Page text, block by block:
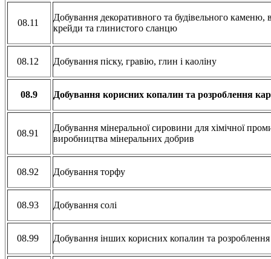
08.11
Добування декоративного та будівельного каменю,
крейди та глинистого сланцю
08.12 Добування піску, гравію, глин і каоліну
08.9 Добування корисних копалин та розроблення
08.91
Добування мінеральної сировини для хімічної
виробництва мінеральних добрив
08.92 Добування торфу
08.93 Добування солі
08.99 Добування інших корисних копалин та розроблення